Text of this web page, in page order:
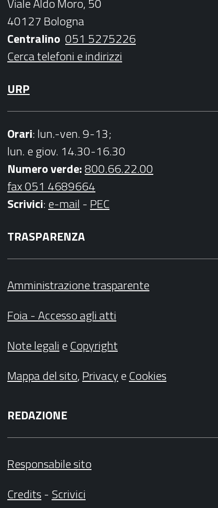
o
k
r
r
a
m
e
40127 Bologna
Centralino 051 5275226
Cerca telefoni e indirizzi
URP
Orari: lun.-ven. 9-13;
lun. e giov. 14.30-16.30
Numero verde:800.66.22.00
fax 051 4689664
Scrivici:e-mail - PEC
TRASPARENZA
Amministrazione trasparente
Foia - Accesso agli atti
Note legalieCopyright
Mappa del sito,PrivacyeCookies
REDAZIONE
Responsabile sito
Credits- Scrivici